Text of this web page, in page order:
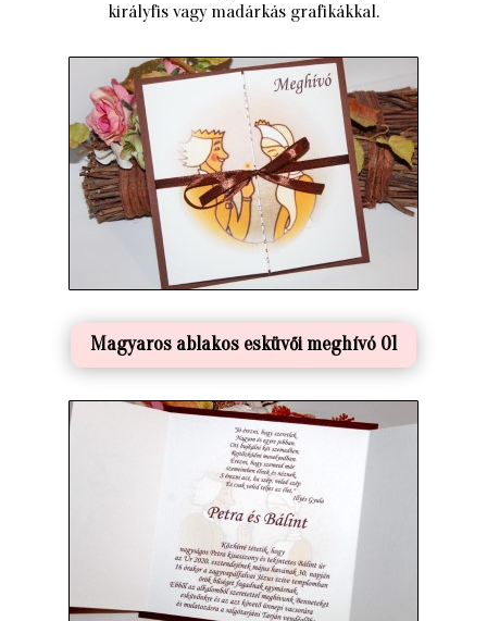
királyfis vagy madárkás grafikákkal.
Magyaros ablakos esküvői meghívó 01